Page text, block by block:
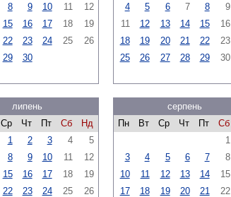
8 9 10 11
12
15 16 17 18
19
22 23 24 25
26
29 30
4
5 6 7 8 9
11
12 13 14 15 16
18
19 20 21 22 23
25
26 27 28 29 30
липень
Ср Чт Пт Сб
Нд
1
2 3 4
5
8 9 10 11
12
15 16 17 18
19
22 23 24 25
26
серпень
Пн
Вт Ср Чт Пт Сб
1
3
4 5 6 7 8
10
11 12 13 14 15
17
18 19 20 21 22